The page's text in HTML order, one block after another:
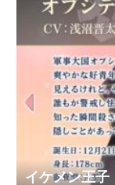
イケメン王子